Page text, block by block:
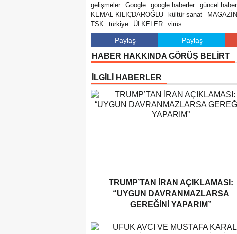
gelişmeler
Google google haberler güncel haber
KEMAL KILIÇDAROĞLU
kültür sanat MAGAZİN
TSK
türkiye ÜLKELER virüs
Paylaş Paylaş
HABER HAKKINDA GÖRÜŞ BELİRT
İLGİLİ HABERLER
TRUMP’TAN İRAN AÇIKLAMASI:
“UYGUN DAVRANMAZLARSA
GEREĞINI YAPARIM”